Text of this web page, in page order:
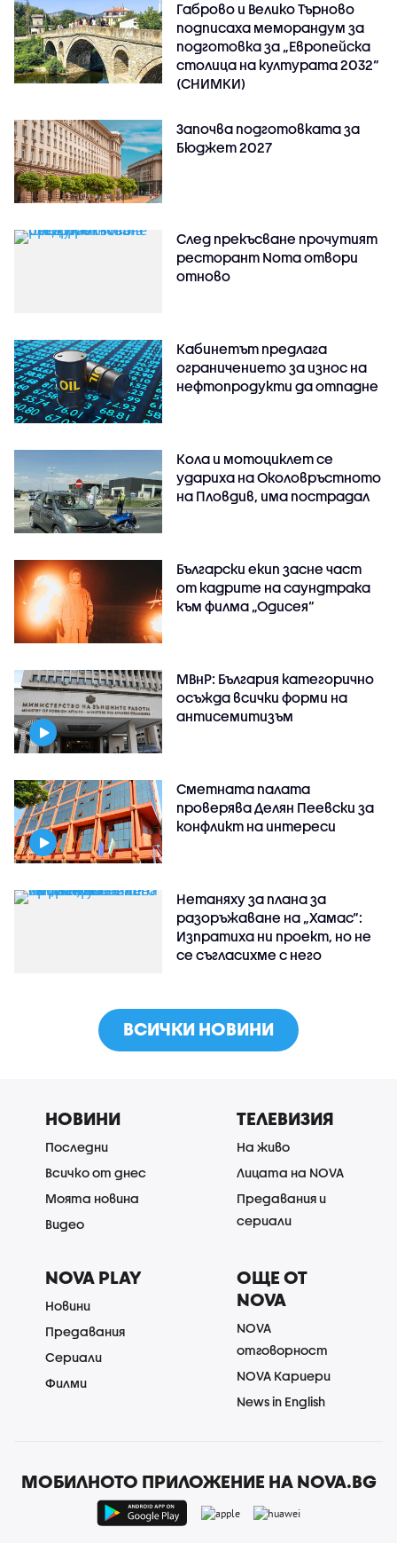
Габрово и Велико Търново
подписаха меморандум за
подготовка за „Европейска
столица на културата 2032“
(СНИМКИ)
Започва подготовката за
Бюджет 2027
След прекъсване прочутият
ресторант Noma отвори
отново
Кабинетът предлага
ограничението за износ на
нефтопродукти да отпадне
Кола и мотоциклет се
удариха на Околовръстното
на Пловдив, има пострадал
Български екип засне част
от кадрите на саундтрака
към филма „Одисея“
МВнР: България категорично
осъжда всички форми на
антисемитизъм
Сметната палата
проверява Делян Пеевски за
конфликт на интереси
Нетаняху за плана за
разоръжаване на „Хамас“:
Изпратиха ни проект, но не
се съгласихме с него
ВСИЧКИ НОВИНИ
НОВИНИ
Последни
Всичко от днес
Моята новина
Видео
ТЕЛЕВИЗИЯ
На живо
Лицата на NOVA
Предавания и
сериали
NOVA PLAY
Новини
Предавания
Сериали
Филми
ОЩЕ ОТ
NOVA
NOVA
отговорност
NOVA Кариери
News in English
МОБИЛНОТО ПРИЛОЖЕНИЕ НА NOVA.BG